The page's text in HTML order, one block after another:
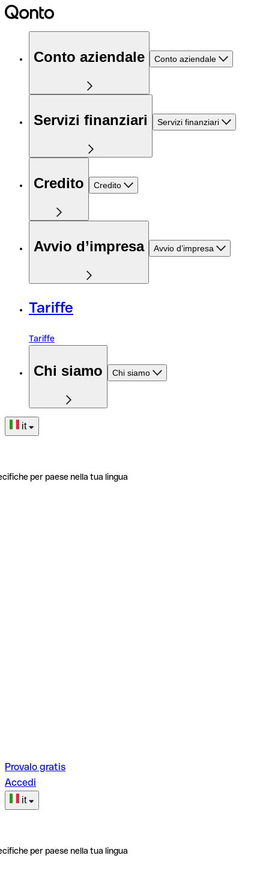
Conto aziendale Conto aziendale
Servizi finanziari Servizi finanziari
Credito Credito
Avvio d’impresa Avvio d’impresa
Tariffe
Tariffe
Chi siamo Chi siamo
it
per paese nella tua lingua
Provalo gratis
Accedi
it
per paese nella tua lingua